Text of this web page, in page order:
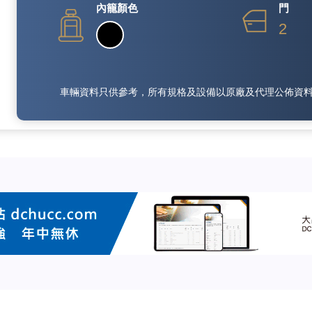
內籠顏色 門
2
車輛資料只供參考，所有規格及設備以原廠及代理公佈資